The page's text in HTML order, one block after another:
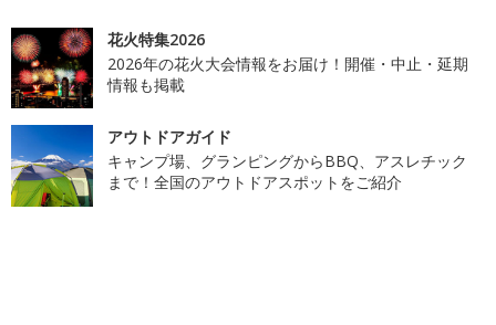
花火特集2026
2026年の花火大会情報をお届け！開催・中止・延期
情報も掲載
アウトドアガイド
キャンプ場、グランピングからBBQ、アスレチック
まで！全国のアウトドアスポットをご紹介